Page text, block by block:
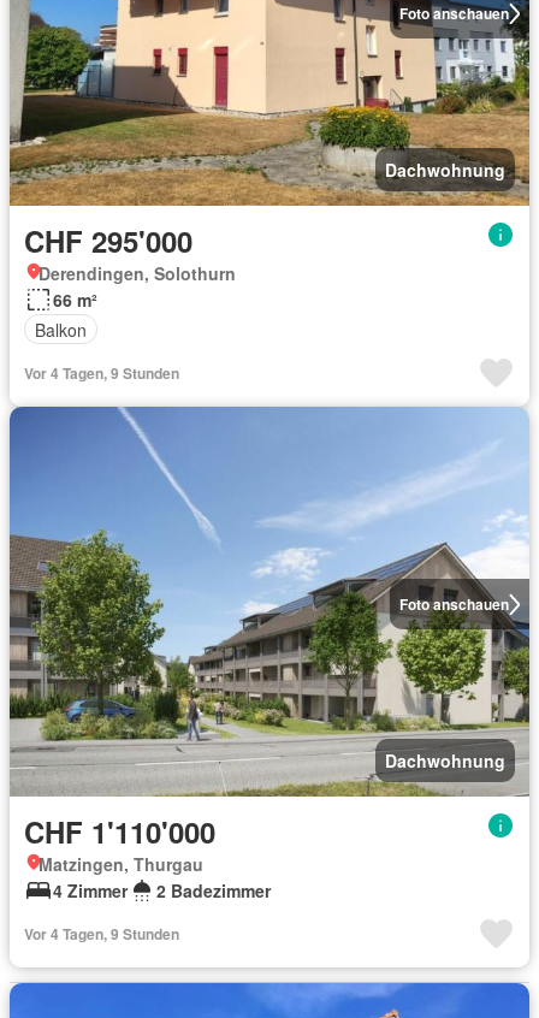
Foto anschauen
Dachwohnung
CHF 295'000
Derendingen, Solothurn
66 m²
Balkon
Vor 4 Tagen, 9 Stunden
Foto anschauen
Dachwohnung
CHF 1'110'000
Matzingen, Thurgau
4 Zimmer
2 Badezimmer
Vor 4 Tagen, 9 Stunden